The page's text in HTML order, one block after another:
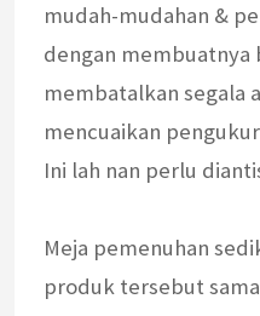
mudah-mudahan &
dengan membuatnya
membatalkan segala
mencuaikan
Ini lah nan perlu
Meja pemenuhan
produk tersebut